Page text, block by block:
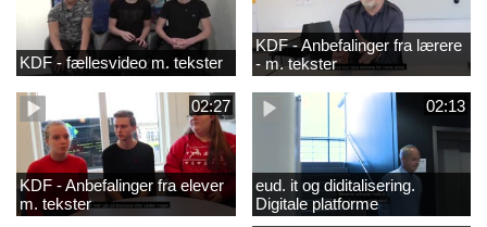
KDF - fællesvideo m. tekster
KDF - Anbefalinger fra lærere
- m. tekster
02:27
KDF - Anbefalinger fra elever
m. tekster
02:13
eud. it og diditalisering.
Digitale platforme